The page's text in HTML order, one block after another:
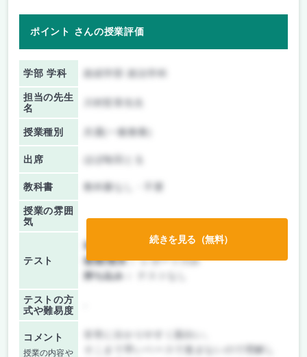
ポイント さんの授業評価
学部 学科 政経学部 政治学科
担当の先生
名
授業種別 共通(一般教養)
出席 ほぼ毎回とる
教科書 教科書なし・不要
授業の雰囲
気
テスト
前期/中間：
レポートのみ
後期/期末：レポートのみ
持ち込み：
テストの方
式や難易度
コメント
授業の内容や
そこまで早いペースで進まないので理解し
続きを見る（無料）